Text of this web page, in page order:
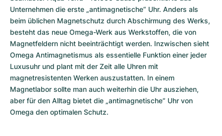
Unternehmen die erste „antimagnetische“ Uhr. Anders als
beim üblichen Magnetschutz durch Abschirmung des Werks,
besteht das neue Omega-Werk aus Werkstoffen, die von
Magnetfeldern nicht beeinträchtigt werden. Inzwischen sieht
Omega Antimagnetismus als essentielle Funktion einer jeder
Luxusuhr und plant mit der Zeit alle Uhren mit
magnetresistenten Werken auszustatten. In einem
Magnetlabor sollte man auch weiterhin die Uhr ausziehen,
aber für den Alltag bietet die „antimagnetische“ Uhr von
Omega den optimalen Schutz.